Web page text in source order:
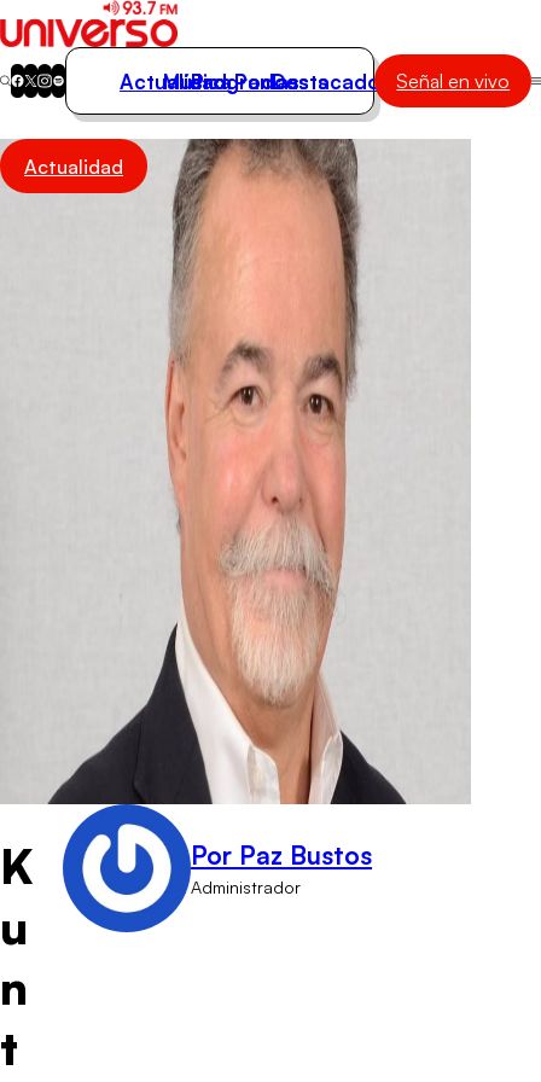
Actualidad
Música
Actualidad
Música
Programas
Podcasts
Destacados Señal en vivo
Actualidad
K
u
n
t
Por Paz Bustos
Administrador